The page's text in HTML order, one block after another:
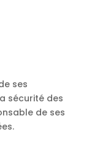
ses
sécurité des
de ses